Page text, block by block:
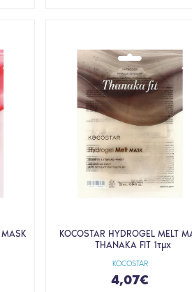
MASK
KOCOSTAR
KOCOSTAR HYDROGEL MELT
THANAKA FIT 1τμχ
4,07€